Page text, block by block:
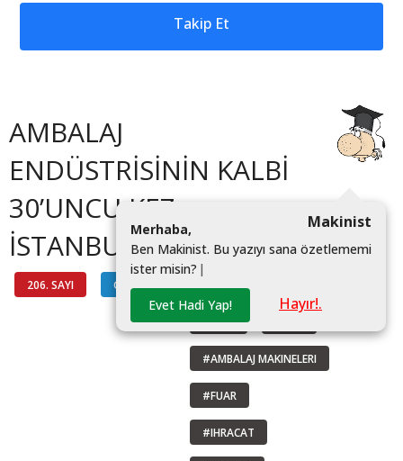
Takip Et
AMBALAJ
ENDÜSTRİSİNİN KALBİ
30’UNCU KEZ
İSTANBUL’DA ATACAK
206. SAYI GÜNDEM #AMBALAJ ISTANBUL
#AMD
#AMBALAJ MAKINELERI
#FUAR
#IHRACAT
Makinist
Merhaba,
Ben Makinist. Bu yazıyı sana özetlememi
ister misin? |
Evet Hadi Yap! Hayır!.